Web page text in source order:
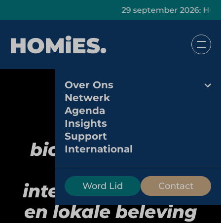
29 september 2026: HOMiES
Over Ons
Netwerk
Agenda
Insights
Support
International
Word Lid Contact
Kinepolis:
bioscoopformule
met een
internationale blik
en lokale beleving